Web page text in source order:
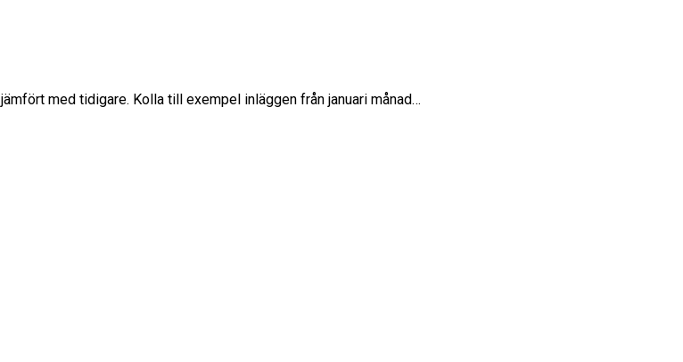
med tidigare. Kolla till exempel inläggen från januari månad…